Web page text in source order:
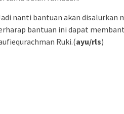
nanti bantuan akan disalurkan
bantuan ini dapat
Ruki.(ayu/rls)